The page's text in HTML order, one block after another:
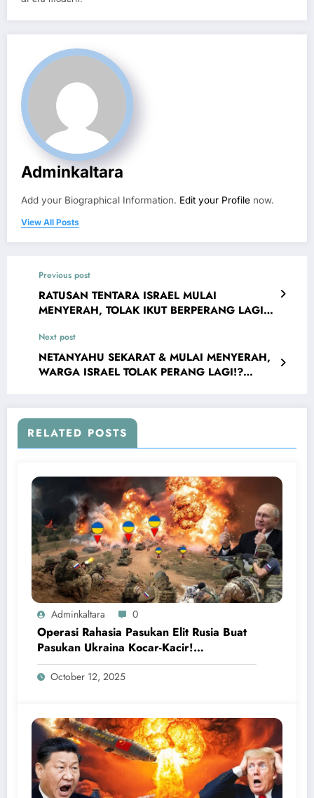
Adminkaltara
Add your Biographical Information. Edit your Profile now.
View All Posts
Previous post
RATUSAN TENTARA ISRAEL MULAI
MENYERAH, TOLAK IKUT BERPERANG LAGI!
Next post
NETANYAHU SEKARAT & MULAI MENYERAH,
WARGA ISRAEL TOLAK PERANG LAGI!?
RELATED POSTS
Adminkaltara 0
Operasi Rahasia Pasukan Elit Rusia Buat
Pasukan Ukraina Kocar-Kacir!
Kemampuan FSB Rusia Mematikan
October 12, 2025